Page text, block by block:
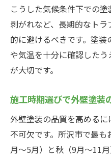
こうした気候条件下での
剥がれなど、長期的なト
的に避けるべきです。塗
や気温を十分に確認した
が大切です。
施工時期選びで外壁塗装
外壁塗装の品質を高める
不可欠です。所沢市で最
月～5月）と秋（9月～11